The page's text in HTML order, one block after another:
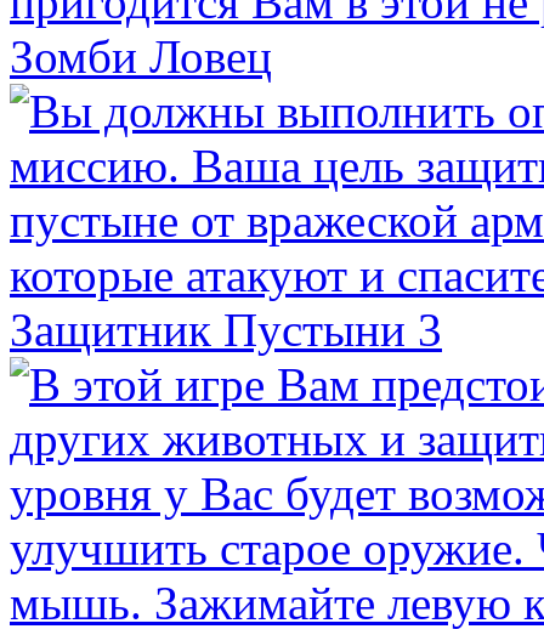
Зомби Ловец
Защитник Пустыни 3